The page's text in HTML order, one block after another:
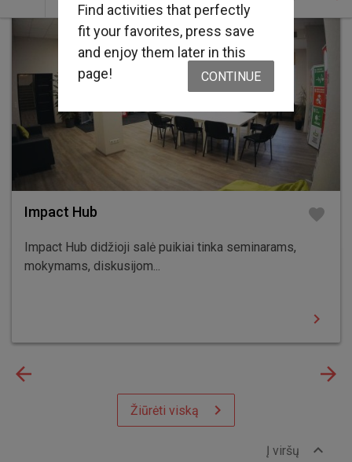
Find activities that perfectly
fit your favorites, press save
and enjoy them later in this
page!
CONTINUE
Impact Hub favorite
Impact Hub didžioji salė puikiai tinka seminarams,
mokymams, diskusijom...
chevron_right
arrow_back arrow_forward
Žiūrėti viską chevron_right
Į viršų expand_less